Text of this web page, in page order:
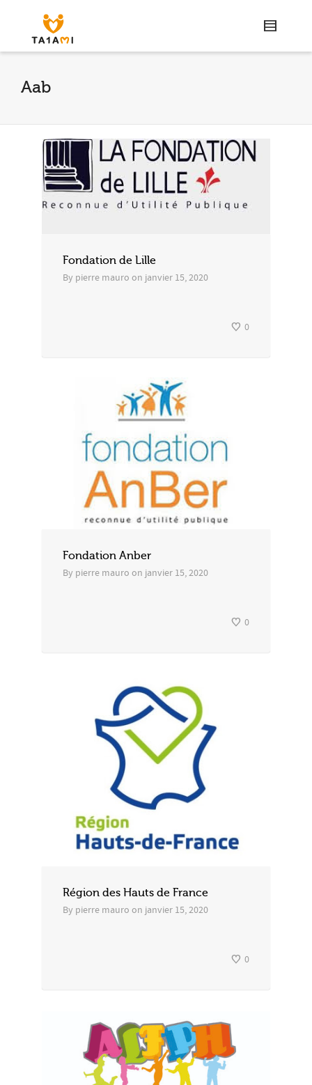
Aab
Fondation de Lille
By pierre mauro on janvier 15, 2020
0
Fondation Anber
By pierre mauro on janvier 15, 2020
0
Région des Hauts de France
By pierre mauro on janvier 15, 2020
0